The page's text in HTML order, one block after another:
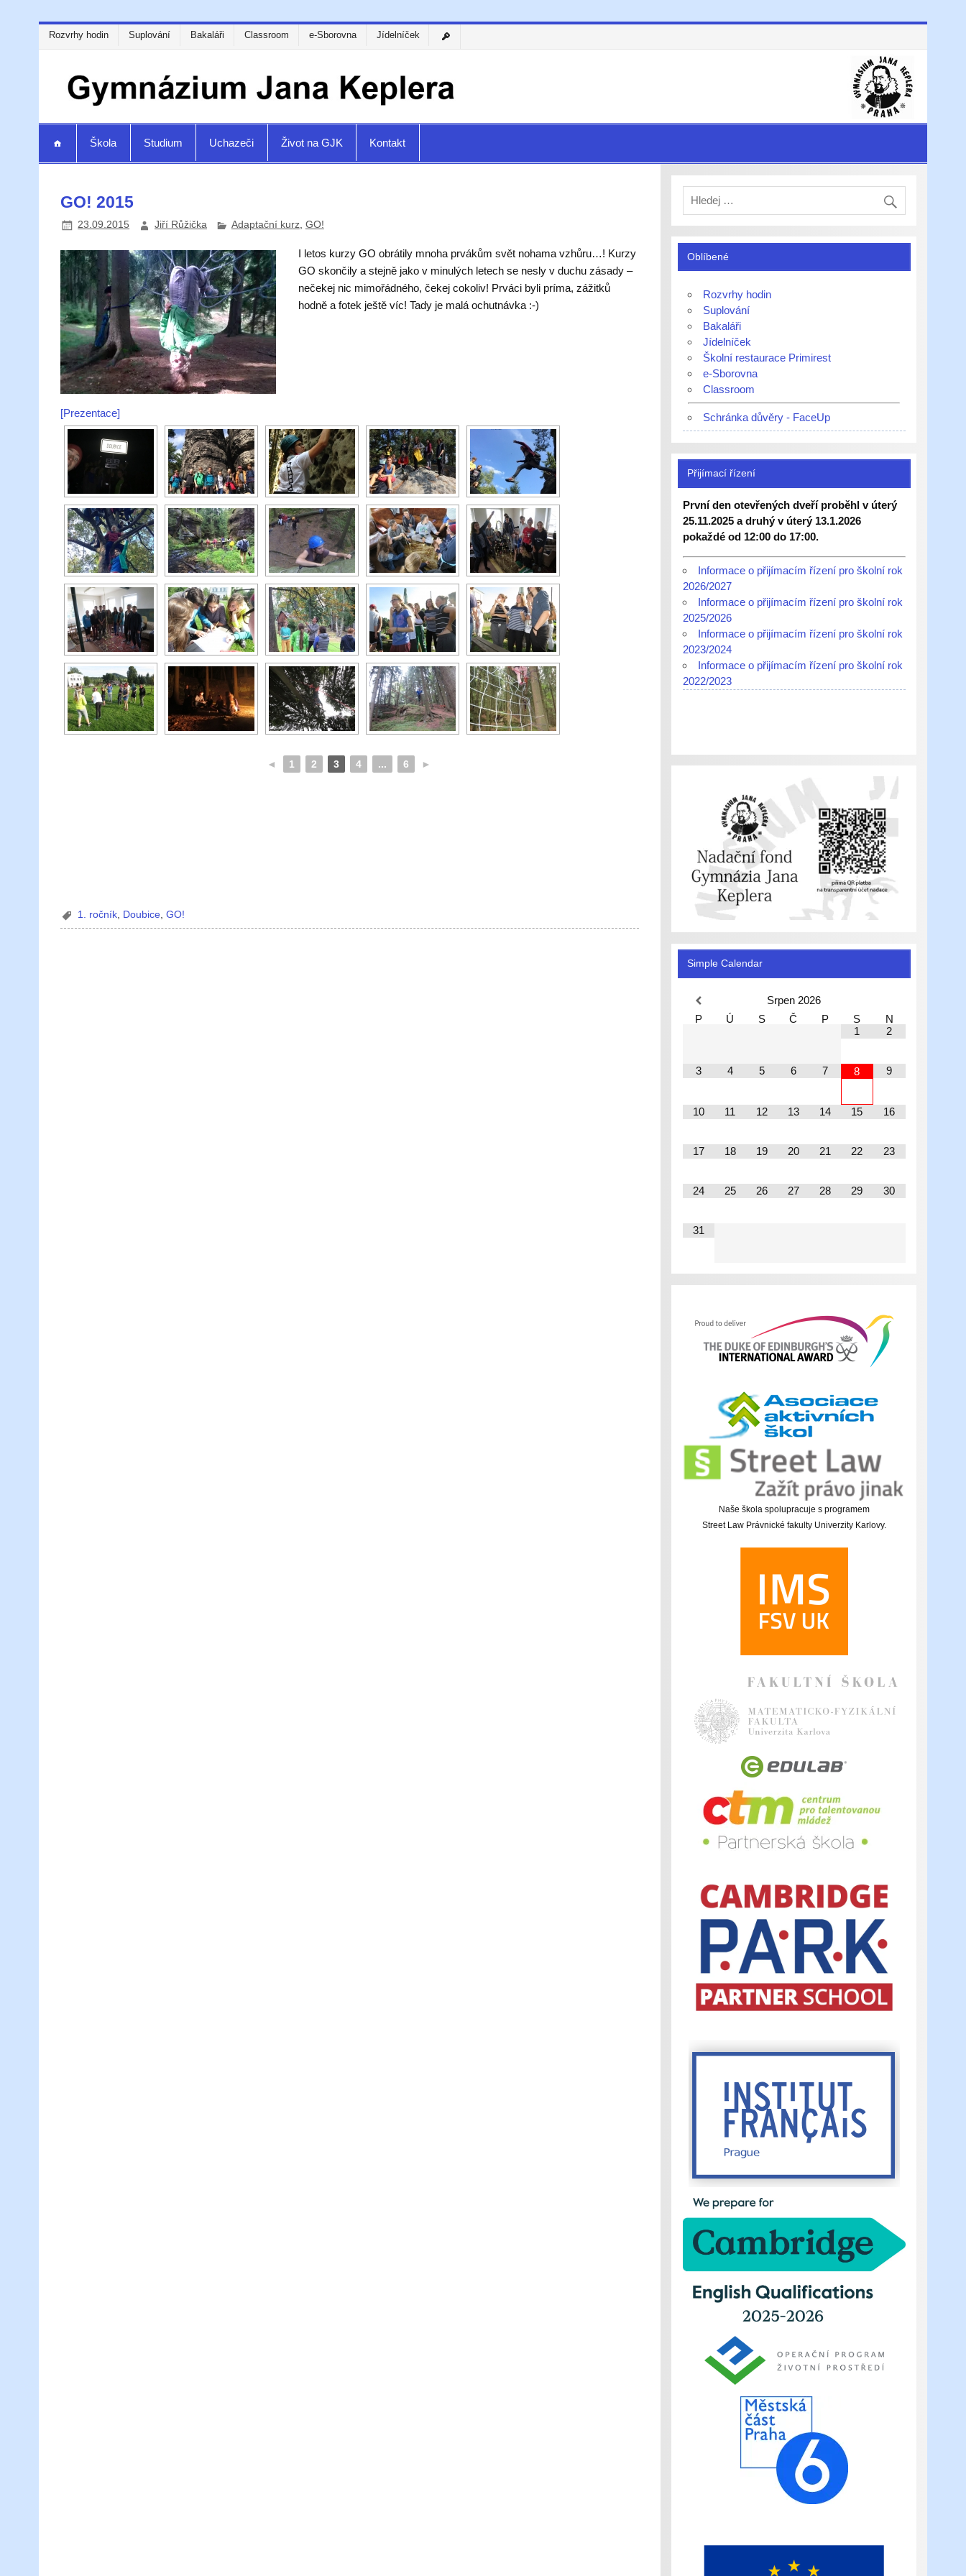
Rozvrhy hodin Suplování Bakaláři Classroom e-Sborovna Jídelníček
Škola Studium Uchazeči Život na GJK Kontakt
GO! 2015
23.09.2015 Jiří Růžička Adaptační kurz, GO!
I letos kurzy GO obrátily mnoha prvákům svět nohama vzhůru…! Kurzy
GO skončily a stejně jako v minulých letech se nesly v duchu zásady –
nečekej nic mimořádného, čekej cokoliv! Prváci byli príma, zážitků
hodně a fotek ještě víc! Tady je malá ochutnávka :-)
[Prezentace]
◄ 1 2 3 4 ... 6 ►
1. ročník Doubice ,GO!
Oblíbené
Rozvrhy hodin
Suplování
Bakaláři
Jídelníček
Školní restaurace Primirest
e-Sborovna
Classroom
Schránka důvěry - FaceUp
Přijímací řízení
První den otevřených dveří proběhl v úterý
25.11.2025 a druhý v úterý 13.1.2026
pokaždé od 12:00 do 17:00.
Informace o přijímacím řízení pro školní rok
2026/2027
Informace o přijímacím řízení pro školní rok
2025/2026
Informace o přijímacím řízení pro školní rok
2023/2024
Informace o přijímacím řízení pro školní rok
2022/2023
Simple Calendar
Srpen 2026
P
Ú S Č P S
N
1
2
3 4 5 6 7 8 9
10 11 12 13 14 15 16
17 18 19 20 21 22 23
24 25 26 27 28 29 30
31
Naše škola spolupracuje s programem
Street Law Právnické fakulty Univerzity Karlovy.